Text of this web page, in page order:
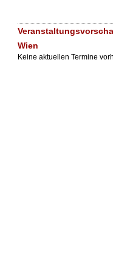
Wien
Keine aktuellen Termine